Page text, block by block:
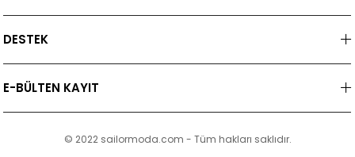
DESTEK
E-BÜLTEN KAYIT
© 2022 sailormoda.com - Tüm hakları saklıdır.